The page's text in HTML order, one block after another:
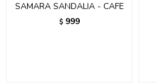
SAMARA SANDALIA - CAFE
$ 999